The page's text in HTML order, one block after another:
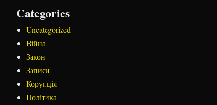
Categories
Uncategorized
Війна
Закон
Записи
Корупція
Політика